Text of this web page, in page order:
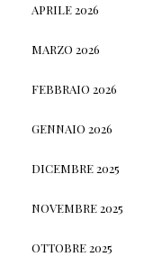
APRILE 2026
MARZO 2026
FEBBRAIO 2026
GENNAIO 2026
DICEMBRE 2025
NOVEMBRE 2025
OTTOBRE 2025